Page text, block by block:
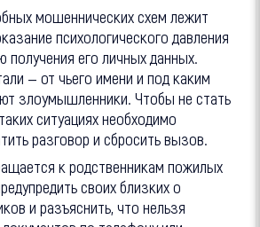
мошеннических схем лежит
психологического давления
получения его личных данных.
— от чьего имени и под каким
злоумышленники. Чтобы не стать
ситуациях необходимо
разговор и сбросить вызов.
к родственникам пожилых
своих близких о
и разъяснить, что нельзя